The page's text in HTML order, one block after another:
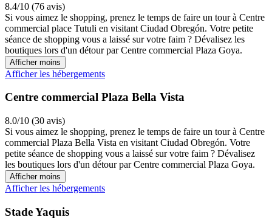
8.4/10 (76 avis)
Si vous aimez le shopping, prenez le temps de faire un tour à Centre
commercial place Tutuli en visitant Ciudad Obregón. Votre petite
séance de shopping vous a laissé sur votre faim ? Dévalisez les
boutiques lors d'un détour par Centre commercial Plaza Goya.
Afficher moins
Afficher les hébergements
Centre commercial Plaza Bella Vista
8.0/10 (30 avis)
Si vous aimez le shopping, prenez le temps de faire un tour à Centre
commercial Plaza Bella Vista en visitant Ciudad Obregón. Votre
petite séance de shopping vous a laissé sur votre faim ? Dévalisez
les boutiques lors d'un détour par Centre commercial Plaza Goya.
Afficher moins
Afficher les hébergements
Stade Yaquis